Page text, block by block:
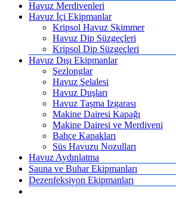
Havuz Merdivenleri
Havuz İçi Ekipmanlar
Kripsol Havuz Skimmer
Havuz Dip Süzgeçleri
Kripsol Dip Süzgeçleri
Havuz Dışı Ekipmanlar
Şezlonglar
Havuz Şelalesi
Havuz Duşları
Havuz Taşma Izgarası
Makine Dairesi Kapağı
Makine Dairesi ve Merdiveni
Bahçe Kapakları
Süs Havuzu Nozulları
Havuz Aydınlatma
Sauna ve Buhar Ekipmanları
Dezenfeksiyon Ekipmanları